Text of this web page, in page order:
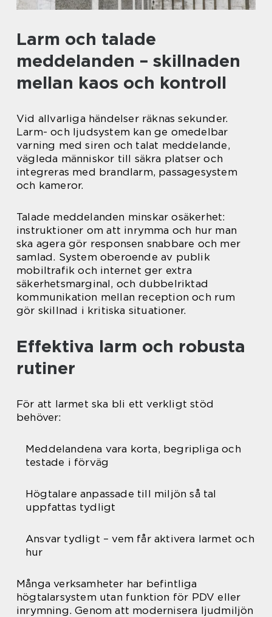
Larm och talade
meddelanden – skillnaden
mellan kaos och kontroll
Vid allvarliga händelser räknas sekunder.
Larm- och ljudsystem kan ge omedelbar
varning med siren och talat meddelande,
vägleda människor till säkra platser och
integreras med brandlarm, passagesystem
och kameror.
Talade meddelanden minskar osäkerhet:
instruktioner om att inrymma och hur man
ska agera gör responsen snabbare och mer
samlad. System oberoende av publik
mobiltrafik och internet ger extra
säkerhetsmarginal, och dubbelriktad
kommunikation mellan reception och rum
gör skillnad i kritiska situationer.
Effektiva larm och robusta
rutiner
För att larmet ska bli ett verkligt stöd
behöver:
Meddelandena vara korta, begripliga och
testade i förväg
Högtalare anpassade till miljön så tal
uppfattas tydligt
Ansvar tydligt – vem får aktivera larmet och
hur
Många verksamheter har befintliga
högtalarsystem utan funktion för PDV eller
inrymning. Genom att modernisera ljudmiljön